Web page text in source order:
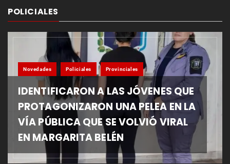
POLICIALES
Novedades Policiales Provinciales
IDENTIFICARON A LAS JÓVENES QUE
PROTAGONIZARON UNA PELEA EN LA
VÍA PÚBLICA QUE SE VOLVIÓ VIRAL
EN MARGARITA BELÉN